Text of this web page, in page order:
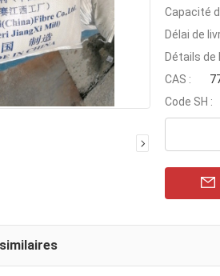
Capacité
Délai de
Détails de
CAS :
Code SH :